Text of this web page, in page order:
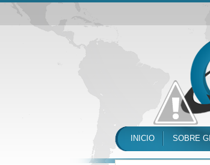
INICIO SOBRE